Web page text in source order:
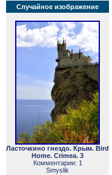
Случайное изображение
Ласточкино гнездо. Крым. Bird
Home. Crimea. 3
Комментарии: 1
Smyslik